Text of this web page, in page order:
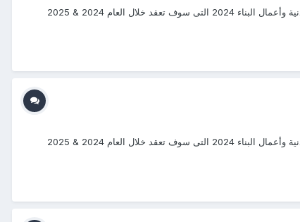
#دورات_2024_2025 #منتجع_التدريب_الدولى #ITR_Center بسم الله الرحمن الرحيم يتشرف منتجع التدريب الدولي ITR بتقديم دورات فى الهندسة المدنية وأعمال البناء 2024 التى سوف تعقد خلال العام 2024 & 2025
#دورات_2024_2025 #منتجع_التدريب_الدولى #ITR_Center بسم الله الرحمن الرحيم يتشرف منتجع التدريب الدولي ITR بتقديم دورات فى الهندسة المدنية وأعمال البناء 2024 التى سوف تعقد خلال العام 2024 & 2025